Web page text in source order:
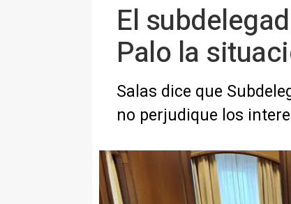
El
Palo la
Salas dice que
no perjudique los